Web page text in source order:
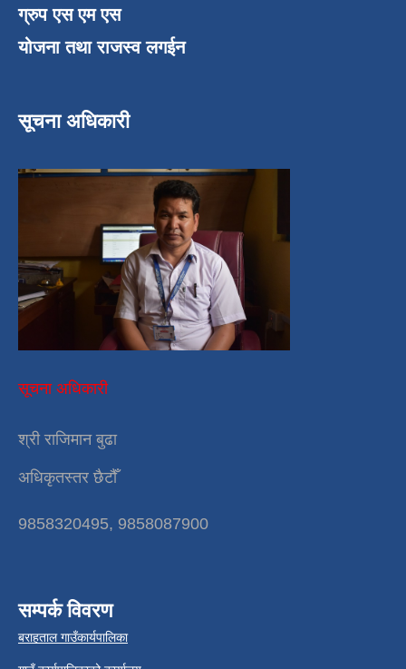
ग्रुप एस एम एस
योजना तथा राजस्व लगईन
सूचना अधिकारी
सूचना अधिकारी
श्री राजिमान बुढा
अधिकृतस्तर छैटौँ
9858320495, 9858087900
सम्पर्क विवरण
बराहताल गाउँकार्यपालिका